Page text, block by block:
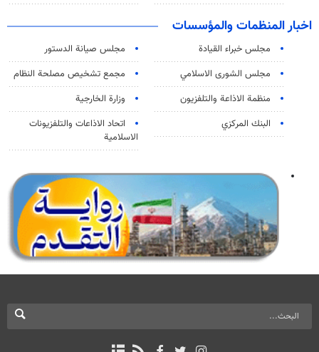
اخبار المنظمات والمؤسسات
مجلس خبراء القيادة
مجلس صيانة الدستور
مجلس الشورى الاسلامي
مجمع تشخيص مصلحة النظام
منظمة الاذاعة والتلفزیون
وزارة الخارجية
البنك المركزي
اتحاد الاذاعات والتلفزيونات
الاسلامية